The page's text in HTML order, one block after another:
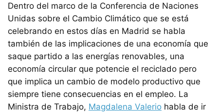
Dentro del marco de la Conferencia de Naciones
Unidas sobre el Cambio Climático que se está
celebrando en estos días en Madrid se habla
también de las implicaciones de una economía que
saque partido a las energías renovables, una
economía circular que potencie el reciclado pero
que implica un cambio de modelo productivo que
siempre tiene consecuencias en el empleo. La
Ministra de Trabajo, Magdalena Valerio habla de ir